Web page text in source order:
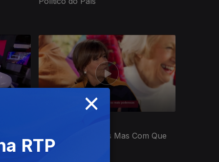
Vivemos Mais Anos Mas Com Que
Qualidade?
×
RTP